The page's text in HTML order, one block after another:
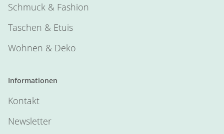
Schmuck & Fashion
Taschen & Etuis
Wohnen & Deko
Informationen
Kontakt
Newsletter